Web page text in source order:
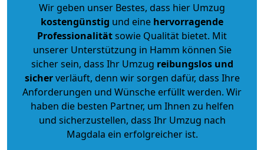
Wir geben unser Bestes, dass hier Umzug
kostengünstig und eine hervorragende
Professionalitätsowie Qualität bietet. Mit
unserer Unterstützung in Hamm können Sie
sicher sein, dass Ihr Umzug reibungslos und
sicherverläuft, denn wir sorgen dafür, dass Ihre
Anforderungen und Wünsche erfüllt werden. Wir
haben die besten Partner, um Ihnen zu helfen
und sicherzustellen, dass Ihr Umzug nach
Magdala ein erfolgreicher ist.